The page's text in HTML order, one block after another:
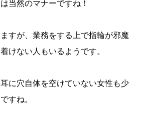
当然のマナーですね！
すが、業務をする上で指輪が邪魔
けない人もいるようです。
に穴自体を空けていない女性も少
すね。